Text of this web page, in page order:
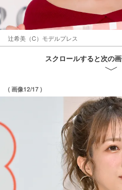
辻希美（C）モデルプレス
スクロールすると次の
( 画像12/17 )